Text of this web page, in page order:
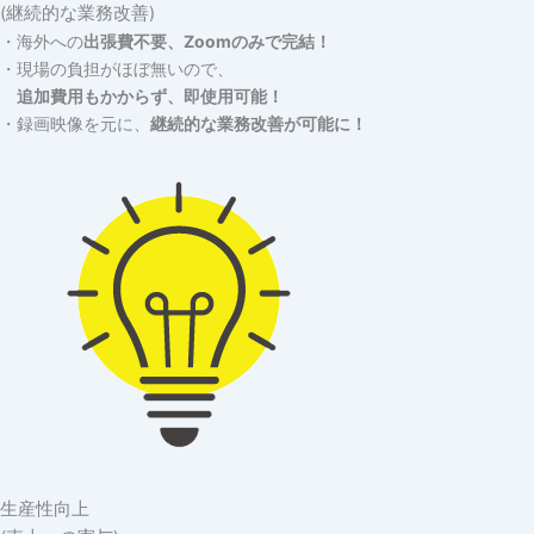
(継続的な業務改善)
・海外への出張費不要、Zoomのみで完結！
・現場の負担がほぼ無いので、
追加費用もかからず、即使用可能！
・録画映像を元に、 継続的な業務改善が可能に！
生産性向上